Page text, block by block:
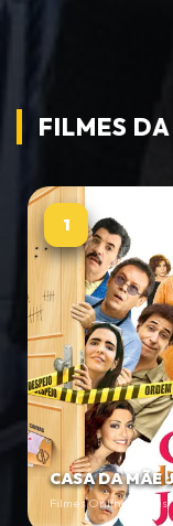
FILMES DA
1
CASA DA MÃE
Filmes Online Gratis